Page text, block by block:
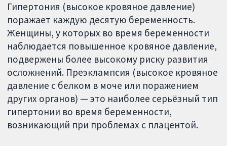
Гипертония (высокое кровяное давление)
поражает каждую десятую беременность.
Женщины, у которых во время беременности
наблюдается повышенное кровяное давление,
подвержены более высокому риску развития
осложнений. Преэклампсия (высокое кровяное
давление с белком в моче или поражением
других органов) — это наиболее серьёзный тип
гипертонии во время беременности,
возникающий при проблемах с плацентой.